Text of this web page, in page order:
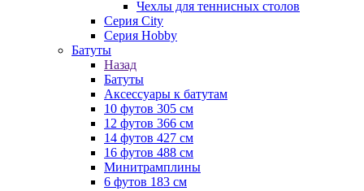
Чехлы для теннисных столов
Серия City
Серия Hobby
Батуты
Назад
Батуты
Аксессуары к батутам
10 футов 305 см
12 футов 366 см
14 футов 427 см
16 футов 488 см
Минитрамплины
6 футов 183 см